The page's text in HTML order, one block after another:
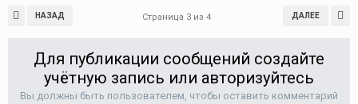
НАЗАД ДАЛЕЕ
Страница 3 из 4
Для публикации сообщений создайте
учётную запись или авторизуйтесь
Вы должны быть пользователем, чтобы оставить комментарий